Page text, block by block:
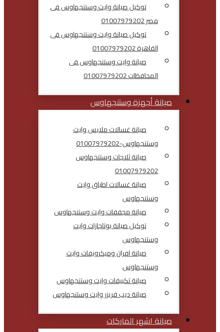
توكيل صيانة وايت وستنجهاوس فى
مصر 01007979202
توكيل صيانة وايت وستنجهاوس فى
القاهرة 01007979202
صيانة وايت وستنجهاوس فى
المحافظات 01007979202
صيانة أجهزة وستنجهاوس
صيانة غسالات ملابس وايت
وستنجهاوس-01007979202
صيانة ثلاجات وستنجهاوس
01007979202
صيانة غسالات اطباق وايت
وستنجهاوس
صيانة مجففات وايت وستنجهاوس
توكيل صيانة بوتاجازات وايت
وستنجهاوس
صيانة افران وميكرويفات وايت
وستنجهاوس
صيانة تكييفات وايت وستنجهاوس
صيانة ديب فريزر وايت وستنجهاوس
صيانة اشهر الماركات